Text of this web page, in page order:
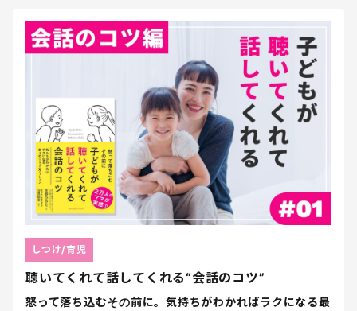
聴いてくれて話してくれる“会話のコツ”
怒って落ち込むその前に。気持ちがわかればラクになる最
しつけ/育児